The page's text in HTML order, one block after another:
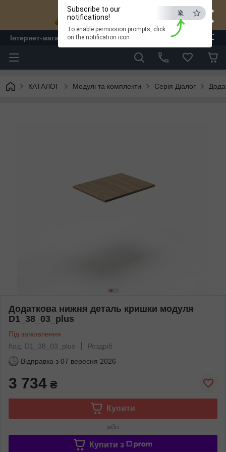
×
ESC
Subscribe to our
notifications!
To enable permission prompts, click
on the notification icon
Інтернет-магазин "ЛАМ" - меблі
КАТАЛОГ Модулі та комплекти Серія Діалог
Додаткова нижня деталь кришки модуля
D1_38_03_plus
Під замовлення
Код: D1_38_03_plus
Роздріб
Відправка з 07 вересня 2026
3 734 ₴
Купити
або
Купити з